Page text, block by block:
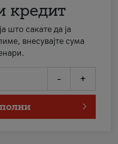
кредит
што сакате да ја
внесувајте сума
- +